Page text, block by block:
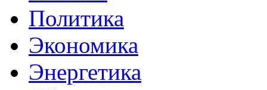
Политика
Экономика
Энергетика